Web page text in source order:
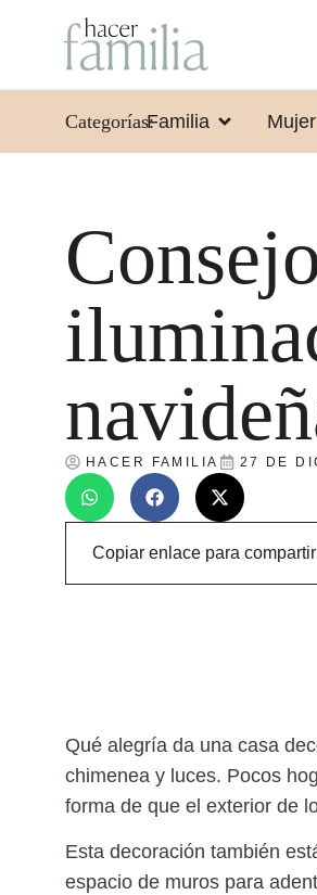
Categorías:Familia Mujer
HACER FAMILIA 27 DE
Copiar enlace para compartir
Qué alegría da una casa
chimenea y luces. Pocos
forma de que el exterior de
Esta decoración también
espacio de muros para